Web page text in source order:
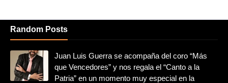
Random Posts
Juan Luis Guerra se acompaña del coro “Más
que Vencedores” y nos regala el “Canto a la
Patria” en un momento muy especial en la